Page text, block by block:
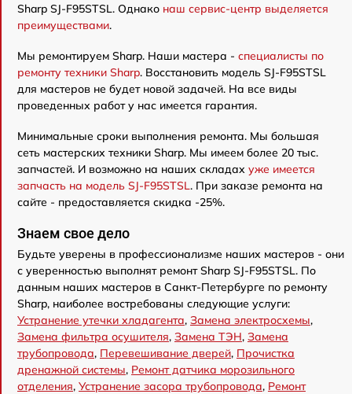
Sharp SJ-F95STSL. Однако наш сервис-центр выделяется
преимуществами.
Мы ремонтируем Sharp. Наши мастера - специалисты по
ремонту техники Sharp. Восстановить модель SJ-F95STSL
для мастеров не будет новой задачей. На все виды
проведенных работ у нас имеется гарантия.
Минимальные сроки выполнения ремонта. Мы большая
сеть мастерских техники Sharp. Мы имеем более 20 тыс.
запчастей. И возможно на наших складах уже имеется
запчасть на модель SJ-F95STSL. При заказе ремонта на
сайте - предоставляется скидка -25%.
Знаем свое дело
Будьте уверены в профессионализме наших мастеров - они
с уверенностью выполнят ремонт Sharp SJ-F95STSL. По
данным наших мастеров в Санкт-Петербурге по ремонту
Sharp, наиболее востребованы следующие услуги:
Устранение утечки хладагента, Замена электросхемы,
Замена фильтра осушителя, Замена ТЭН, Замена
трубопровода, Перевешивание дверей, Прочистка
дренажной системы, Ремонт датчика морозильного
отделения, Устранение засора трубопровода, Ремонт